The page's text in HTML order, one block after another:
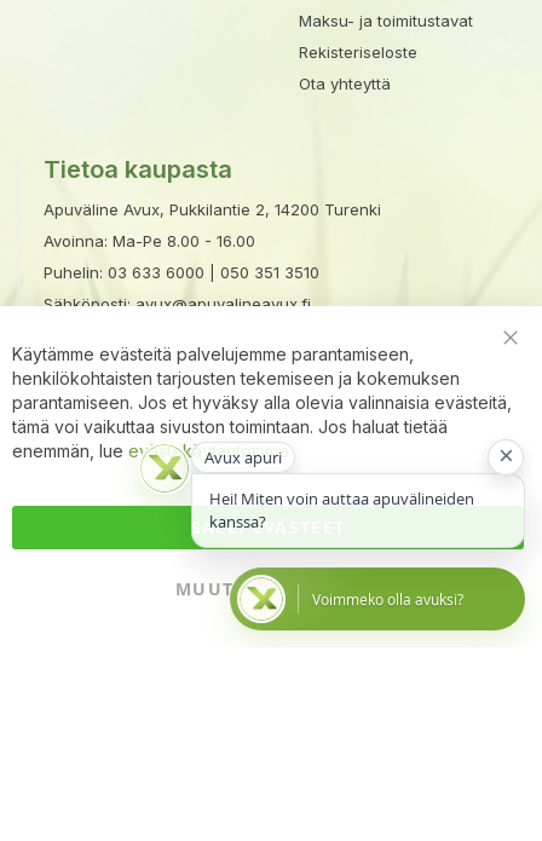
Maksu- ja toimitustavat
Rekisteriseloste
Ota yhteyttä
Tietoa kaupasta
Apuväline Avux, Pukkilantie 2, 14200 Turenki
Avoinna: Ma-Pe 8.00 - 16.00
Puhelin: 03 633 6000
050 351 3510
Sähköposti:avux@apuvalineavux.fi
Avux apuri
Hei! Miten voin auttaa apuvälineiden
kanssa?
×
Voimmeko olla avuksi?
Käytämme evästeitä palvelujemme parantamiseen,
henkilökohtaisten tarjousten tekemiseen ja kokemuksen
parantamiseen. Jos et hyväksy alla olevia valinnaisia evästeitä,
tämä voi vaikuttaa sivuston toimintaan. Jos haluat tietää
enemmän, lue evästekäytäntömme
SALLI EVÄSTEET
MUUTA ASETUKSIA